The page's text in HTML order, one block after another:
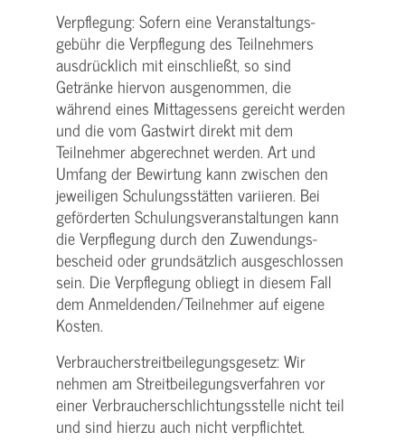
Verpflegung: Sofern eine Veranstaltungs­
gebühr die Verpflegung des Teilnehmers
ausdrücklich mit einschließt, so sind
Getränke hiervon ausgenommen, die
während eines Mittagessens gereicht werden
und die vom Gastwirt direkt mit dem
Teilnehmer abgerechnet werden. Art und
Umfang der Bewirtung kann zwischen den
jeweiligen Schulungsstätten variieren. Bei
geförderten Schulungs­veranstaltungen kann
die Verpflegung durch den Zuwendungs­
bescheid oder grundsätzlich ausgeschlossen
sein. Die Verpflegung obliegt in diesem Fall
dem Anmeldenden/­Teilnehmer auf eigene
Kosten.
Verbraucher­streitbeilegungs­gesetz: Wir
nehmen am Streit­beilegungs­verfahren vor
einer Verbraucher­schlichtungs­stelle nicht teil
und sind hierzu auch nicht verpflichtet.